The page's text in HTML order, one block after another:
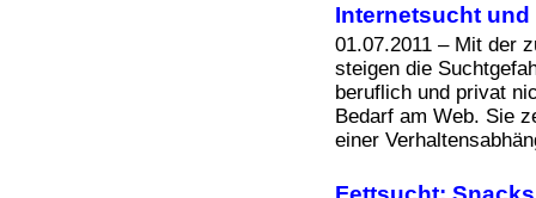
Internetsucht
01.07.2011 – Mit der
steigen die
beruflich und privat
Bedarf am Web. Sie
einer